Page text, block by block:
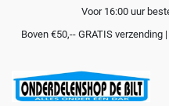
Voor 16:00 uur
Boven €50,-- GRATIS verzending |